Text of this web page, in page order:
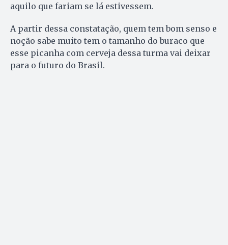
aquilo que fariam se lá estivessem.
A partir dessa constatação, quem tem bom senso e
noção sabe muito tem o tamanho do buraco que
esse picanha com cerveja dessa turma vai deixar
para o futuro do Brasil.